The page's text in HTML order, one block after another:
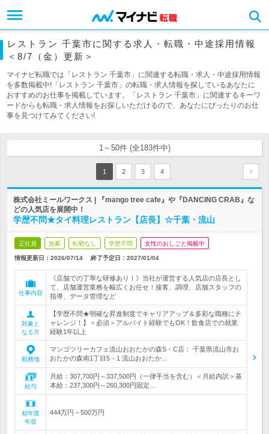
レストラン 千葉市に関する求人・転職・中途採用情報
＜8/7（金）更新＞
マイナビ転職では「レストラン 千葉市」に関連する転職・求人・中途採用情報
を多数掲載中!「レストラン 千葉市」の転職・求人情報を探しているあなたに
おすすめのお仕事を掲載しています。「レストラン 千葉市」に関連するキーワ
ードからも転職・求人情報をお探しいただけるので、あなたにぴったりのお仕
事を見つけてみてください!
1～50件 (全183件中)
1 2 3 4
株式会社ミールワークス | 『mango tree cafe』や『DANCING CRAB』な
どの人気店を展開中！
学歴不問★タイ料理レストラン【店長】☆千葉・流山
正社員 急募 転勤なし 学歴不問 女性のおしごと掲載中
情報更新日：2026/07/14 終了予定日： 2027/01/04
仕事内容
《店舗での丁寧な研修あり！》当社が運営する人気店の店長とし
て、店舗運営業務を幅広くお任せ！接客、調理、店舗スタッフの
指導、データ管理など
対象と
なる方
【学歴不問★明確な昇進制度でキャリアアップ＆多彩な職種にチ
ャレンジ！】＜必須＞アルバイト経験でもOK！飲食店での就業
経験1年以上
勤務地
マンゴツリーカフェ流山おおたかの森S・C店： 千葉県流山市お
おたかの森南1丁目5－1 流山おおたか…
給与
月給：307,700円～337,500円（一律手当を含む）＜月給内訳＞基
本給：237,300円～260,300円固定…
初年度
年収
444万円～500万円